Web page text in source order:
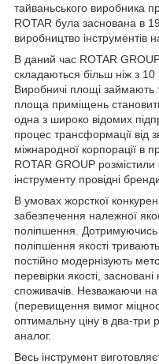
тайваньського виробника
ROTAR була заснована в
виробництво інструментів
В даний час ROTAR
складаються більш ніж з 10
Виробничі площі
площа приміщень
одна з широко відомих
процес трансформації від
міжнародної корпорації в
ROTAR GROUP
інструменту провідні
В умовах жорсткої
забезпечення належної
поліпшення.
поліпшення якості
постійно модернізують
перевірки якості, засновані
споживачів. Незважаючи на
(перевищення вимог
оптимальну ціну в два-три
аналог.
Весь інструмент